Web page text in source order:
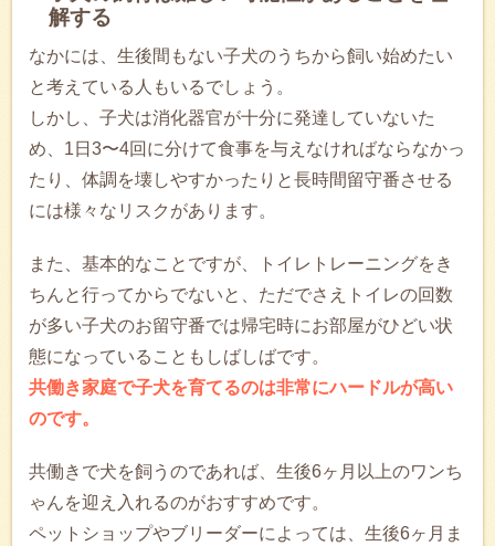
解する
なかには、生後間もない子犬のうちから飼い始めたい
と考えている人もいるでしょう。
しかし、子犬は消化器官が十分に発達していないた
め、1日3〜4回に分けて食事を与えなければならなかっ
たり、体調を壊しやすかったりと長時間留守番させる
には様々なリスクがあります。
また、基本的なことですが、トイレトレーニングをき
ちんと行ってからでないと、ただでさえトイレの回数
が多い子犬のお留守番では帰宅時にお部屋がひどい状
態になっていることもしばしばです。
共働き家庭で子犬を育てるのは非常にハードルが高い
のです。
共働きで犬を飼うのであれば、生後6ヶ月以上のワンち
ゃんを迎え入れるのがおすすめです。
ペットショップやブリーダーによっては、生後6ヶ月ま